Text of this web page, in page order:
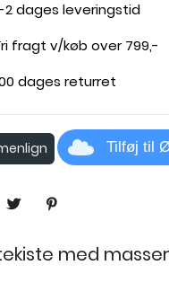
2 dages leveringstid
fragt v/køb over 799,-
dages returret
Tilføj til
med